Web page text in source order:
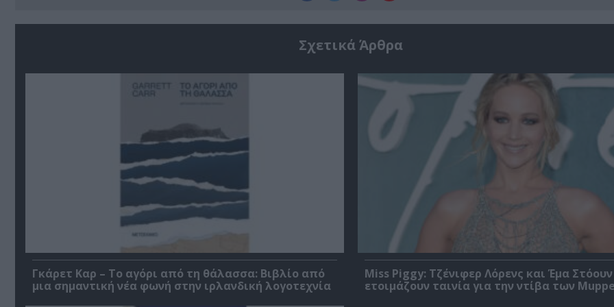
Σχετικά Άρθρα
Γκάρετ Καρ – Το αγόρι από τη θάλασσα: Βιβλίο από
μια σημαντική νέα φωνή στην ιρλανδική λογοτεχνία
Miss Piggy: Τζένιφερ Λόρενς και Έμα Στόουν
ετοιμάζουν ταινία για την ντίβα των